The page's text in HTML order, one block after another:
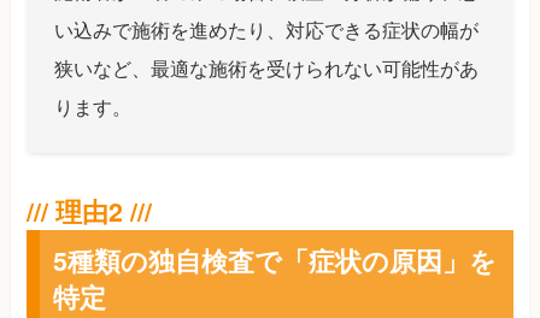
い込みで施術を進めたり、対応できる症状の幅が
狭いなど、最適な施術を受けられない可能性があ
ります。
5種類の独自検査で「症状の原因」を
特定